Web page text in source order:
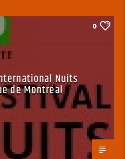
0
Nuits
de Montréal